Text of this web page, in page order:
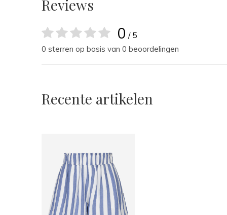
Reviews
0 / 5
0 sterren op basis van 0 beoordelingen
Recente artikelen